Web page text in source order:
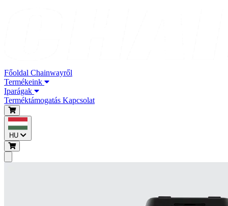
Főoldal Chainwayről
Termékeink
Iparágak
Terméktámogatás Kapcsolat
HU